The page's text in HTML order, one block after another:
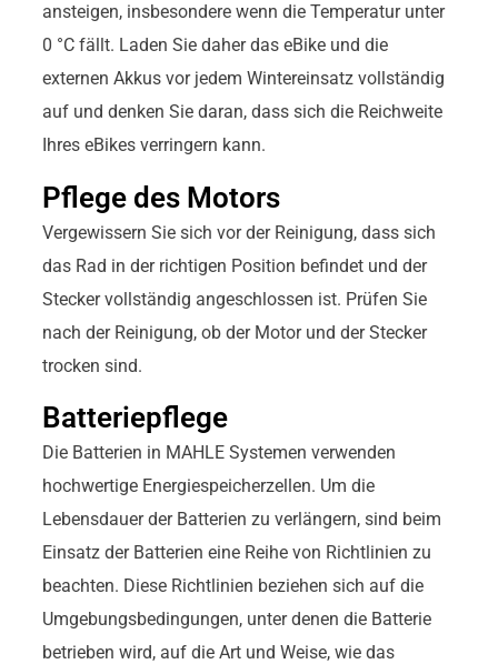
ansteigen, insbesondere wenn die Temperatur unter
0 °C fällt. Laden Sie daher das eBike und die
externen Akkus vor jedem Wintereinsatz vollständig
auf und denken Sie daran, dass sich die Reichweite
Ihres eBikes verringern kann.
Pflege des Motors
Vergewissern Sie sich vor der Reinigung, dass sich
das Rad in der richtigen Position befindet und der
Stecker vollständig angeschlossen ist. Prüfen Sie
nach der Reinigung, ob der Motor und der Stecker
trocken sind.
Batteriepflege
Die Batterien in MAHLE Systemen verwenden
hochwertige Energiespeicherzellen. Um die
Lebensdauer der Batterien zu verlängern, sind beim
Einsatz der Batterien eine Reihe von Richtlinien zu
beachten. Diese Richtlinien beziehen sich auf die
Umgebungsbedingungen, unter denen die Batterie
betrieben wird, auf die Art und Weise, wie das